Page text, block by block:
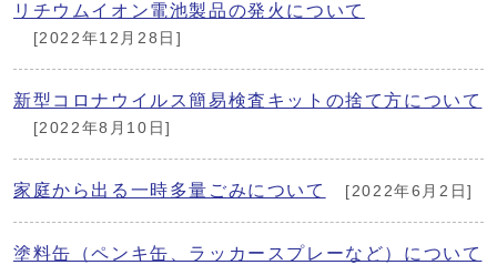
リチウムイオン電池製品の発火について
[2022年12月28日]
新型コロナウイルス簡易検査キットの捨て方について
[2022年8月10日]
家庭から出る一時多量ごみについて [2022年6月2日]
塗料缶（ペンキ缶、ラッカースプレーなど）について